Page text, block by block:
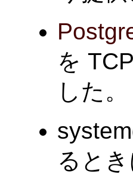
を
した
ると